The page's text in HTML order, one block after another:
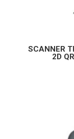
SCANNER
2D